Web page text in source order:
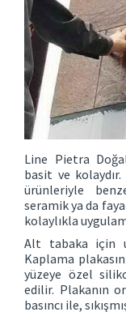
Line Pietra
basit ve
ürünleriyle
seramik ya da
kolaylıkla
Alt tabaka için
Kaplama
yüzeye özel
edilir. Plakanın
basıncı ile,